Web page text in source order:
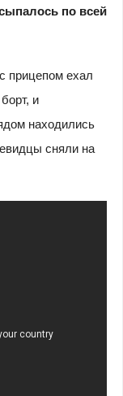
по всей
прицепом ехал
и
находились
сняли на